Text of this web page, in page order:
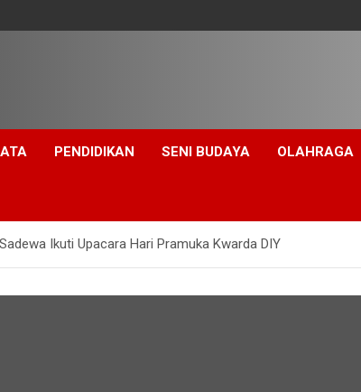
PENDIDIKAN SENI BUDAYA OLAHRAGA
Ikuti Upacara Hari Pramuka Kwarda DIY